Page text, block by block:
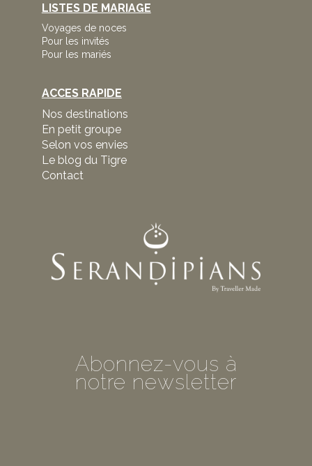
LISTES DE MARIAGE
Voyages de noces
Pour les invités
Pour les mariés
ACCES RAPIDE
Nos destinations
En petit groupe
Selon vos envies
Le blog du Tigre
Contact
Abonnez-vous à
notre newsletter